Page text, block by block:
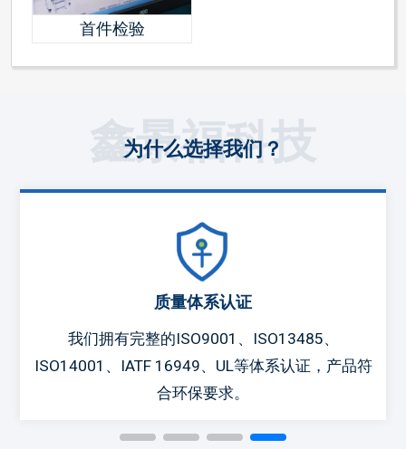
首件检验
鑫景福科技
为什么选择我们？
快速报价
我们完整的OEM代工服务为您的 PCB 组装订单提供
24 小时报价服务。